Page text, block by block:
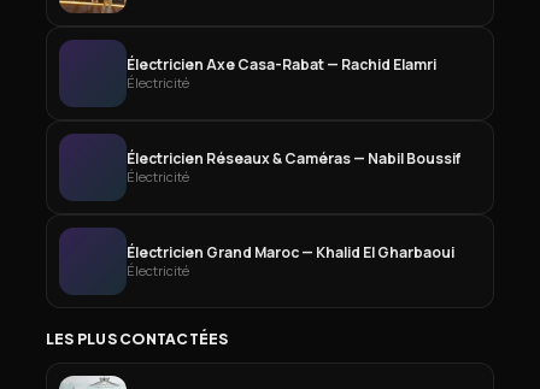
Électricien Axe Casa-Rabat — Rachid Elamri
Électricité
Électricien Réseaux & Caméras — Nabil Boussif
Électricité
Électricien Grand Maroc — Khalid El Gharbaoui
Électricité
LES PLUS CONTACTÉES